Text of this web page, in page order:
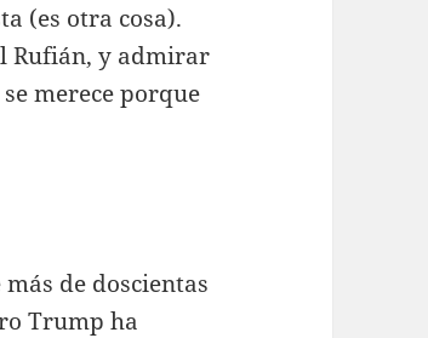
(es otra cosa).
Rufián, y admirar
merece porque
de doscientas
Trump ha